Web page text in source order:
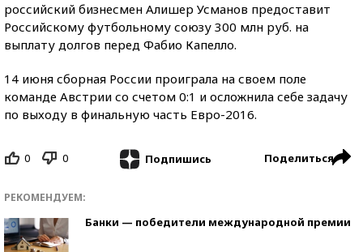
российский бизнесмен Алишер Усманов предоставит
Российскому футбольному союзу 300 млн руб. на
выплату долгов перед Фабио Капелло.
14 июня сборная России проиграла на своем поле
команде Австрии со счетом 0:1 и осложнила себе задачу
по выходу в финальную часть Евро-2016.
0 0 Подпишись Поделиться
РЕКОМЕНДУЕМ:
Банки — победители международной премии